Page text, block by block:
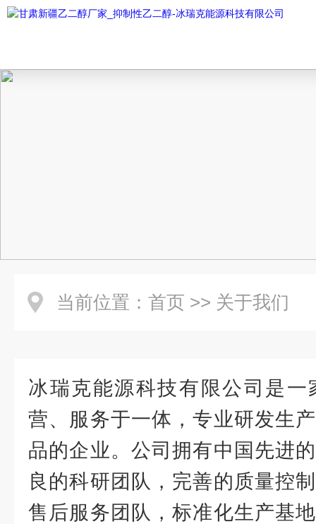
当前位置： 首页 >> 关于我们
冰瑞克能源科技有限公司是
营、服务于一体，专业研发生产
品的企业。公司拥有中国先进的
良的科研团队，完善的质量控
售后服务团队，标准化生产基